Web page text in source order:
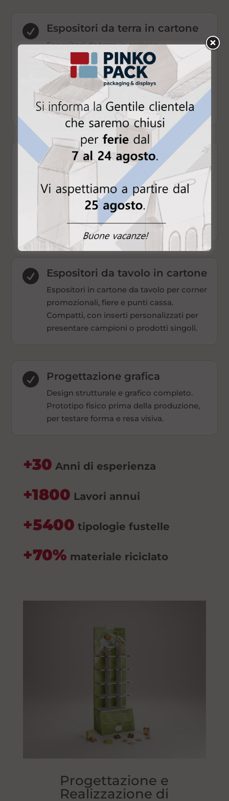
 Espositori da terra in cartone
Espositori da terra in cartone
personalizzati per negozi e grande
distribuzione. Strutture resistenti con
bancale integrato o fianchi aperti, per
prodotti alimentari, farmaceutici e
cosmetici.
 Packaging di lusso
Display da banco in cartone per vetrine e
scaffali. Economici, leggeri e stampati
con la tua grafica. Adatti a espositori da
banco per negozi, farmacie ed
erboristerie.
 Espositori da tavolo in cartone
Espositori in cartone da tavolo per corner
promozionali, fiere e punti cassa.
Compatti, con inserti personalizzati per
presentare campioni o prodotti singoli.
 Progettazione grafica
Design strutturale e grafico completo.
Prototipo fisico prima della produzione,
per testare forma e resa visiva.
+30 Anni di esperienza
+1800 Lavori annui
+5400 tipologie fustelle
+70% materiale riciclato
Progettazione e
Realizzazione di